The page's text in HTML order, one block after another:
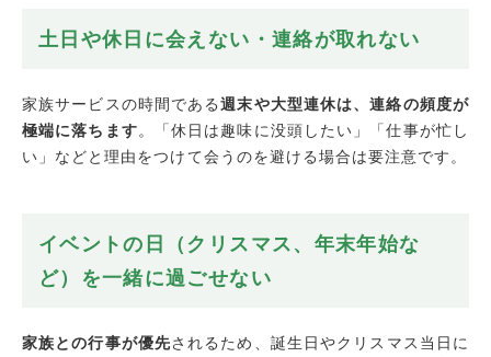
土日や休日に会えない・連絡が取れない
家族サービスの時間である週末や大型連休は、連絡の頻度が
極端に落ちます。「休日は趣味に没頭したい」「仕事が忙し
い」などと理由をつけて会うのを避ける場合は要注意です。
イベントの日（クリスマス、年末年始な
ど）を一緒に過ごせない
家族との行事が優先されるため、誕生日やクリスマス当日に